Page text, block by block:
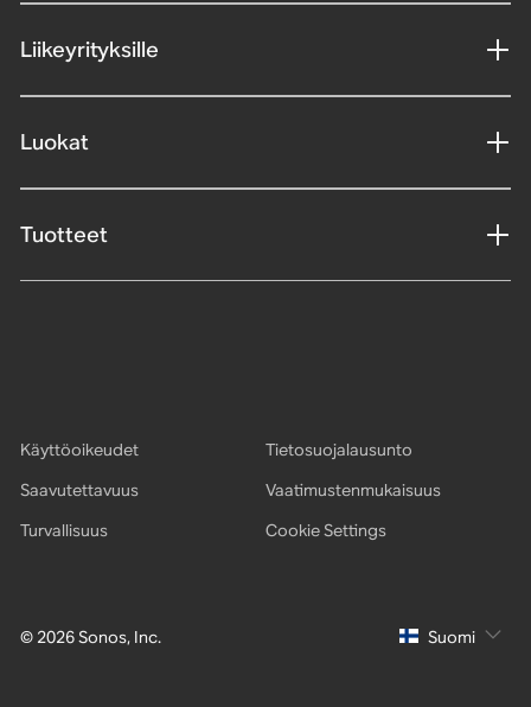
Liikeyrityksille
Luokat
Tuotteet
© 2026 Sonos, Inc.
Käyttöoikeudet
Tietosuojalausunto
Saavutettavuus
Vaatimustenmukaisuus
Turvallisuus
Cookie Settings
Suomi